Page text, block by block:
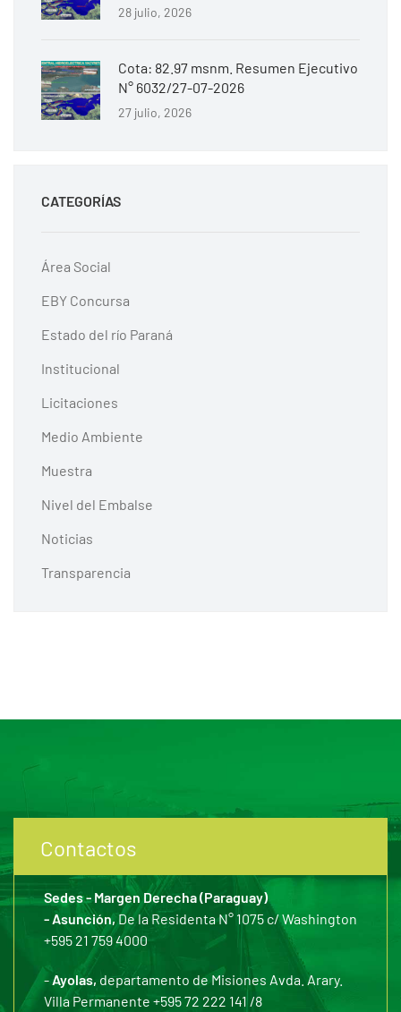
28 julio, 2026
Cota: 82.97 msnm. Resumen Ejecutivo
N° 6032/27-07-2026
27 julio, 2026
CATEGORÍAS
Área Social
EBY Concursa
Estado del río Paraná
Institucional
Licitaciones
Medio Ambiente
Muestra
Nivel del Embalse
Noticias
Transparencia
Contactos
Sedes - Margen Derecha (Paraguay)
- Asunción,De la Residenta N° 1075 c/ Washington
+595 21 759 4000
- Ayolas, departamento de Misiones Avda. Arary.
Villa Permanente +595 72 222 141 /8